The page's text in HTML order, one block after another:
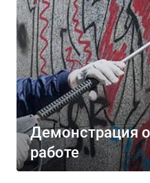
Демонстрация
работе